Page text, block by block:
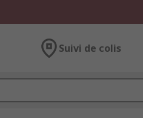
Suivi de colis